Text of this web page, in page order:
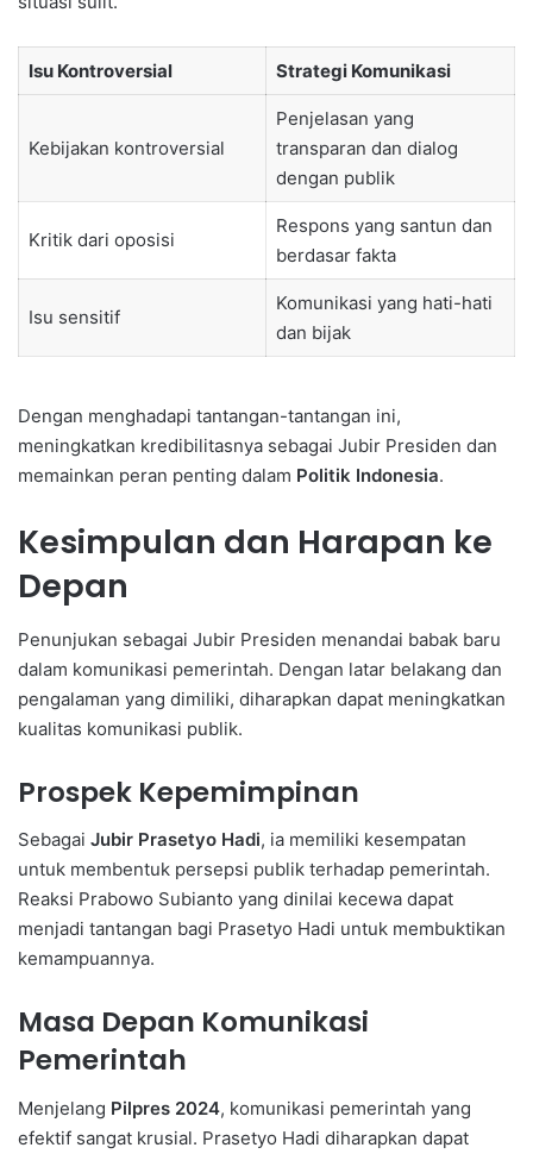
Isu Kontroversial Strategi Komunikasi
Kebijakan kontroversial
Penjelasan yang
transparan dan dialog
dengan publik
Kritik dari oposisi
Respons yang santun dan
berdasar fakta
Isu sensitif
Komunikasi yang hati-hati
dan bijak
Dengan menghadapi tantangan-tantangan ini,
meningkatkan kredibilitasnya sebagai Jubir Presiden dan
memainkan peran penting dalam Politik Indonesia.
Kesimpulan dan Harapan ke
Depan
Penunjukan sebagai Jubir Presiden menandai babak baru
dalam komunikasi pemerintah. Dengan latar belakang dan
pengalaman yang dimiliki, diharapkan dapat meningkatkan
kualitas komunikasi publik.
Prospek Kepemimpinan
Sebagai Jubir Prasetyo Hadi, ia memiliki kesempatan
untuk membentuk persepsi publik terhadap pemerintah.
Reaksi Prabowo Subianto yang dinilai kecewa dapat
menjadi tantangan bagi Prasetyo Hadi untuk membuktikan
kemampuannya.
Masa Depan Komunikasi
Pemerintah
Menjelang Pilpres 2024, komunikasi pemerintah yang
efektif sangat krusial. Prasetyo Hadi diharapkan dapat